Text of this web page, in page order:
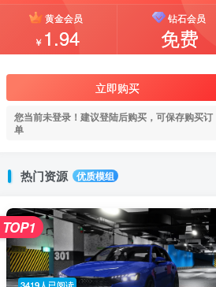
黄金会员
￥ 1.94
钻石会员
免费
立即购买
您当前未登录！建议登陆后购买，可保存购买订
单
热门资源 优质模组
TOP1